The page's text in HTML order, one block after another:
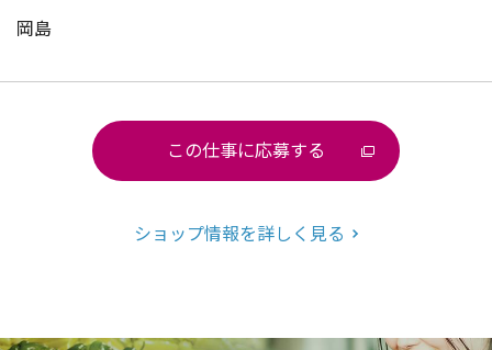
岡島
この仕事に応募する
ショップ情報を詳しく見る